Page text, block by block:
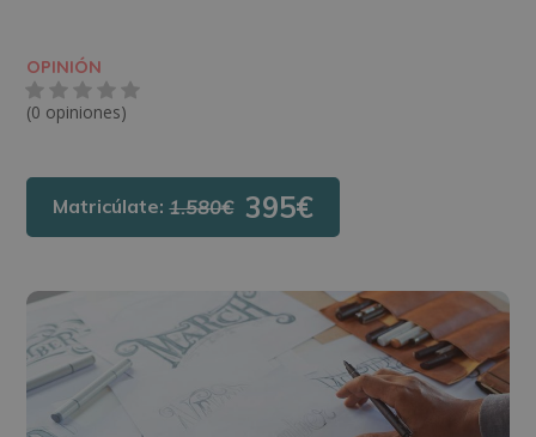
OPINIÓN
(0 opiniones)
Matricúlate:1.580€ 395€